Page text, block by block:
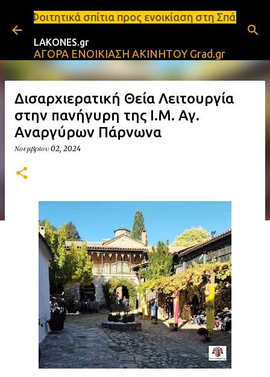
Μετάβαση στο κύριο περιεχόμενο
προς ενοικίαση στη Σπάρτη Ενοικιάσεις
LAKONES.gr
ΑΓΟΡΑ ΕΝΟΙΚΙΑΣΗ ΑΚΙΝΗΤΟΥ Grad.gr
Δισαρχιερατική Θεία Λειτουργία
στην πανήγυρη της Ι.Μ. Αγ.
Αναργύρων Πάρνωνα
Νοεμβρίου 02, 2024